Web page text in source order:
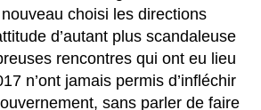
nouveau choisi les directions
d’autant plus scandaleuse
rencontres qui ont eu lieu
n’ont jamais permis d’infléchir
sans parler de faire